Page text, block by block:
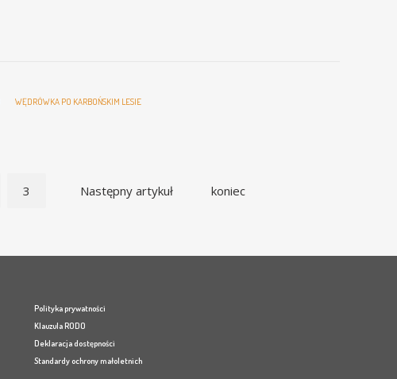
WĘDRÓWKA PO KARBOŃSKIM LESIE
3 Następny artykuł koniec
Polityka prywatności
Klauzula RODO
Deklaracja dostępności
Standardy ochrony małoletnich